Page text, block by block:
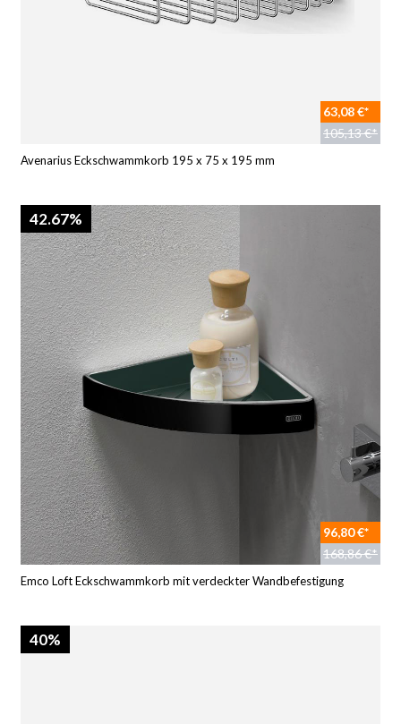
63,08 €*
105,13 €*
Avenarius Eckschwammkorb 195 x 75 x 195 mm
42.67%
96,80 €*
168,86 €*
Emco Loft Eckschwammkorb mit verdeckter Wandbefestigung
40%